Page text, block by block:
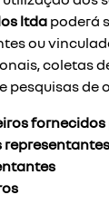
ltda poderá
ou
coletas
pesquisas de